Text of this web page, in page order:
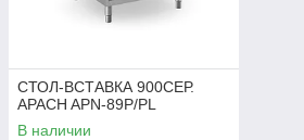
СТОЛ-ВСТАВКА 900СЕР.
APACH APN-89P/PL
В наличии